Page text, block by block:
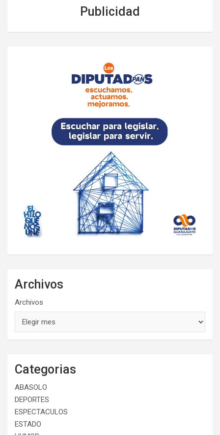
Publicidad
Archivos
Archivos
Categorias
ABASOLO
DEPORTES
ESPECTACULOS
ESTADO